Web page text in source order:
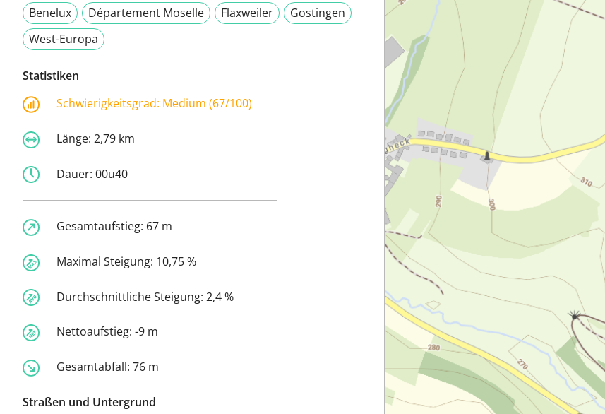
Benelux
Département Moselle Flaxweiler
Gostingen
West-Europa
Statistiken
Schwierigkeitsgrad: Medium (67/100)
Länge: 2,79 km
Dauer: 00u40
Gesamtaufstieg: 67 m
Maximal Steigung: 10,75 %
Durchschnittliche Steigung: 2,4 %
Nettoaufstieg: -9 m
Gesamtabfall: 76 m
Straßen und Untergrund